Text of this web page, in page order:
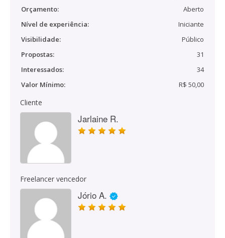
Orçamento:
Aberto
Nível de experiência:
Iniciante
Visibilidade:
Público
Propostas:
31
Interessados:
34
Valor Mínimo:
R$ 50,00
Cliente
Jarlaine R.
Freelancer vencedor
Jório A.